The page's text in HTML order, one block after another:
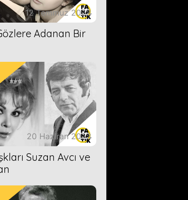
12 Temmuz 2023
Adanan Bir
20 Haziran 2023
Suzan Avcı ve